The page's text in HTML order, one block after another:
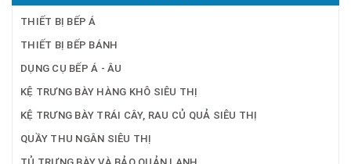
THIẾT BỊ BẾP Á
THIẾT BỊ BẾP BÁNH
DỤNG CỤ BẾP Á - ÂU
KỆ TRƯNG BÀY HÀNG KHÔ SIÊU THỊ
KỆ TRƯNG BÀY TRÁI CÂY, RAU CỦ QUẢ SIÊU THỊ
QUẦY THU NGÂN SIÊU THỊ